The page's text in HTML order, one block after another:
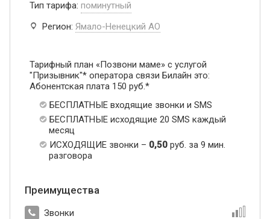
Тип тарифа: поминутный
Регион: Ямало-Ненецкий АО
Тарифный план «Позвони маме» с услугой
"Призывник"* оператора связи Билайн это:
Абонентская плата 150 руб.*
БЕСПЛАТНЫЕ входящие звонки и SMS
БЕСПЛАТНЫЕ исходящие 20 SMS каждый
месяц
ИСХОДЯЩИЕ звонки – 0,50 руб. за 9 мин.
разговора
Преимущества
Звонки